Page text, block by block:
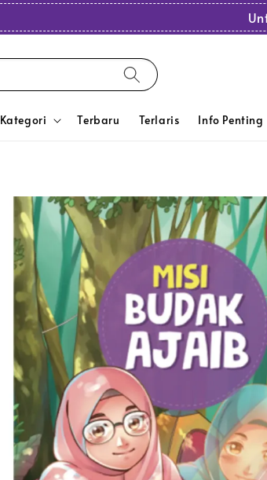
Kategori Terbaru Terlaris Info Penting